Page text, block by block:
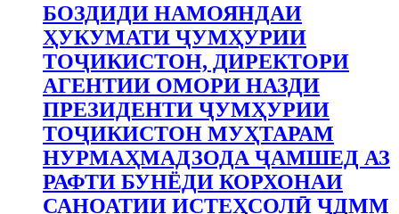
БОЗДИДИ НАМОЯНДАИ
ҲУКУМАТИ ҶУМҲУРИИ
ТОҶИКИСТОН, ДИРЕКТОРИ
АГЕНТИИ ОМОРИ НАЗДИ
ПРЕЗИДЕНТИ ҶУМҲУРИИ
ТОҶИКИСТОН МУҲТАРАМ
НУРМАҲМАДЗОДА ҶАМШЕД АЗ
РАФТИ БУНЁДИ КОРХОНАИ
САНОАТИИ ИСТЕҲСОЛӢ ҶДММ